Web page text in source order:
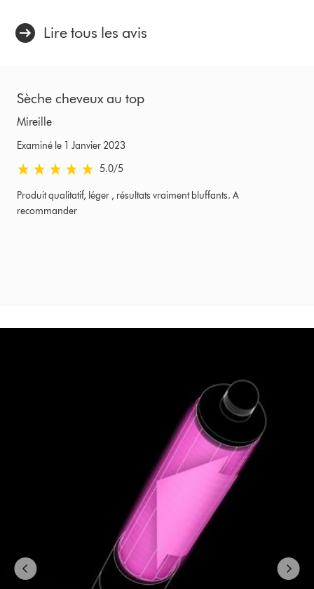
Lire tous les avis
Sèche cheveux au top
Mireille
Examiné le 1 Janvier 2023
5.0 étoiles sur 5 de Examiné le 1 Janvier 2023 Ratings
5.0/5
Produit qualitatif, léger , résultats vraiment bluffants. A
recommander